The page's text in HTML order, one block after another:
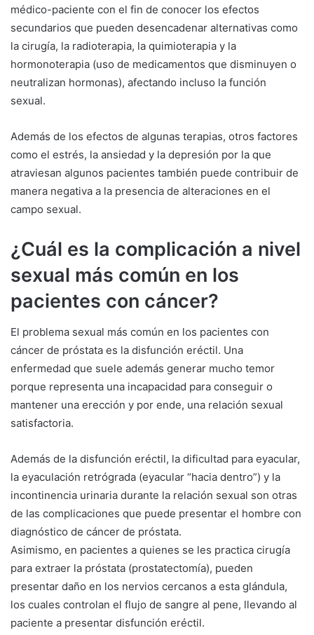
médico-paciente con el fin de conocer los efectos
secundarios que pueden desencadenar alternativas como
la cirugía, la radioterapia, la quimioterapia y la
hormonoterapia (uso de medicamentos que disminuyen o
neutralizan hormonas), afectando incluso la función
sexual.
Además de los efectos de algunas terapias, otros factores
como el estrés, la ansiedad y la depresión por la que
atraviesan algunos pacientes también puede contribuir de
manera negativa a la presencia de alteraciones en el
campo sexual.
¿Cuál es la complicación a nivel
sexual más común en los
pacientes con cáncer?
El problema sexual más común en los pacientes con
cáncer de próstata es la disfunción eréctil. Una
enfermedad que suele además generar mucho temor
porque representa una incapacidad para conseguir o
mantener una erección y por ende, una relación sexual
satisfactoria.
Además de la disfunción eréctil, la dificultad para eyacular,
la eyaculación retrógrada (eyacular “hacia dentro”) y la
incontinencia urinaria durante la relación sexual son otras
de las complicaciones que puede presentar el hombre con
diagnóstico de cáncer de próstata.
Asimismo, en pacientes a quienes se les practica cirugía
para extraer la próstata (prostatectomía), pueden
presentar daño en los nervios cercanos a esta glándula,
los cuales controlan el flujo de sangre al pene, llevando al
paciente a presentar disfunción eréctil.